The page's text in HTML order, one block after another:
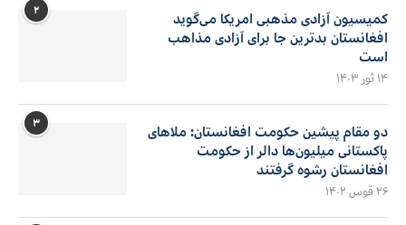
۲
کمیسیون آزادی مذهبی امریکا می‌گوید
افغانستان بدترین جا برای آزادی مذاهب
است
۱۴ ثور ۱۴۰۳
۳
دو مقام پیشین حکومت افغانستان: ملاهای
پاکستانی میلیون‌ها دالر از حکومت
افغانستان رشوه گرفتند
۲۶ قوس ۱۴۰۲